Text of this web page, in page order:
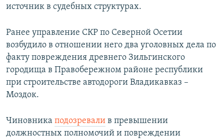
источник в судебных структурах.
Ранее управление СКР по Северной Осетии
возбудило в отношении него два уголовных дела по
факту повреждения древнего Зильгинского
городища в Правобережном районе республики
при строительстве автодороги Владикавказ –
Моздок.
Чиновника подозревали в превышении
должностных полномочий и повреждении